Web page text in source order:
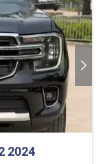
2024